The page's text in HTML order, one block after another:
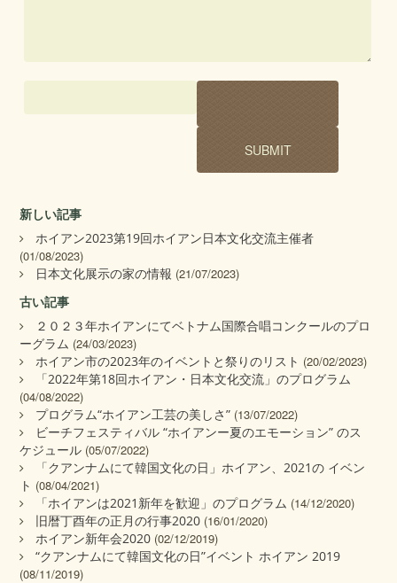
新しい記事
ホイアン2023第19回ホイアン日本文化交流主催者
(01/08/2023)
日本文化展示の家の情報 (21/07/2023)
古い記事
２０２３年ホイアンにてベトナム国際合唱コンクールのプロ
ーグラム (24/03/2023)
ホイアン市の2023年のイベントと祭りのリスト (20/02/2023)
「2022年第18回ホイアン・日本文化交流」のプログラム
(04/08/2022)
プログラム“ホイアン工芸の美しさ” (13/07/2022)
ビーチフェスティバル “ホイアンー夏のエモーション” のス
ケジュール (05/07/2022)
「クアンナムにて韓国文化の日」ホイアン、2021の イベン
ト (08/04/2021)
「ホイアンは2021新年を歓迎」のプログラム (14/12/2020)
旧暦丁酉年の正月の行事2020 (16/01/2020)
ホイアン新年会2020 (02/12/2019)
“クアンナムにて韓国文化の日”イベント ホイアン 2019
(08/11/2019)